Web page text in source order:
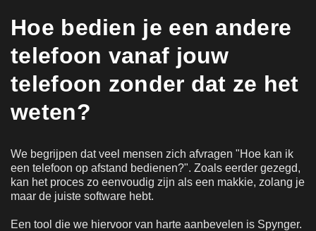
Hoe bedien je een andere
telefoon vanaf jouw
telefoon zonder dat ze het
weten?
We begrijpen dat veel mensen zich afvragen "Hoe kan ik
een telefoon op afstand bedienen?". Zoals eerder gezegd,
kan het proces zo eenvoudig zijn als een makkie, zolang je
maar de juiste software hebt.
Een tool die we hiervoor van harte aanbevelen is Spynger.